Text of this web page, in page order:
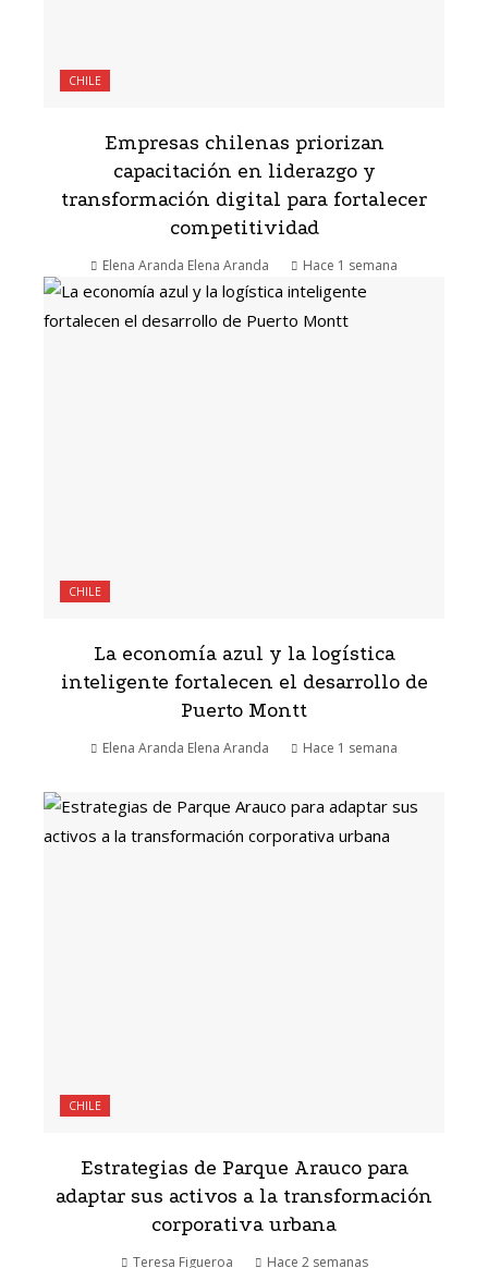
CHILE
Empresas chilenas priorizan
capacitación en liderazgo y
transformación digital para fortalecer
competitividad
Elena Aranda Elena Aranda Hace 1 semana
CHILE
La economía azul y la logística
inteligente fortalecen el desarrollo de
Puerto Montt
Elena Aranda Elena Aranda Hace 1 semana
CHILE
Estrategias de Parque Arauco para
adaptar sus activos a la transformación
corporativa urbana
Teresa Figueroa Hace 2 semanas